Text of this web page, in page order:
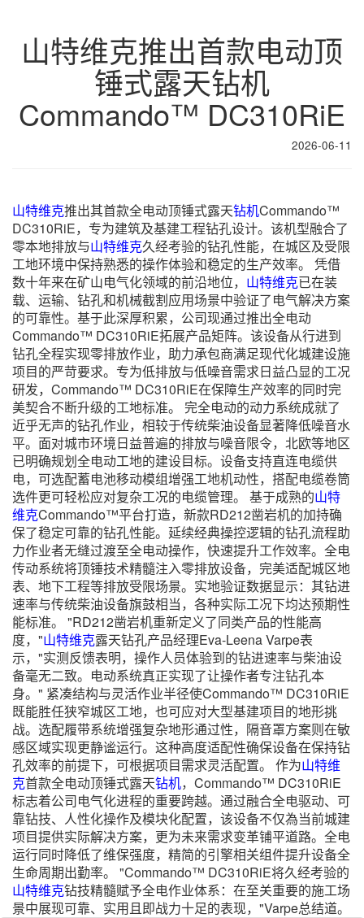
山特维克推出首款电动顶
锤式露天钻机
Commando™ DC310RiE
2026-06-11
山特维克推出其首款全电动顶锤式露天钻机Commando™
DC310RiE，专为建筑及基建工程钻孔设计。该机型融合了
零本地排放与山特维克久经考验的钻孔性能，在城区及受限
工地环境中保持熟悉的操作体验和稳定的生产效率。 凭借
数十年来在矿山电气化领域的前沿地位， 山特维克已在装
载、运输、钻孔和机械截割应用场景中验证了电气解决方案
的可靠性。基于此深厚积累，公司现通过推出全电动
Commando™ DC310RiE拓展产品矩阵。该设备从行进到
钻孔全程实现零排放作业，助力承包商满足现代化城建设施
项目的严苛要求。专为低排放与低噪音需求日益凸显的工况
研发，Commando™ DC310RiE在保障生产效率的同时完
美契合不断升级的工地标准。 完全电动的动力系统成就了
近乎无声的钻孔作业，相较于传统柴油设备显著降低噪音水
平。面对城市环境日益普遍的排放与噪音限令，北欧等地区
已明确规划全电动工地的建设目标。设备支持直连电缆供
电，可选配蓄电池移动模组增强工地机动性，搭配电缆卷筒
选件更可轻松应对复杂工况的电缆管理。 基于成熟的山特
维克Commando™平台打造，新款RD212凿岩机的加持确
保了稳定可靠的钻孔性能。延续经典操控逻辑的钻孔流程助
力作业者无缝过渡至全电动操作，快速提升工作效率。全电
传动系统将顶锤技术精髓注入零排放设备，完美适配城区地
表、地下工程等排放受限场景。实地验证数据显示：其钻进
速率与传统柴油设备旗鼓相当，各种实际工况下均达预期性
能标准。 "RD212凿岩机重新定义了同类产品的性能高
度，"山特维克露天钻孔产品经理Eva-Leena Varpe表
示，"实测反馈表明，操作人员体验到的钻进速率与柴油设
备毫无二致。电动系统真正实现了让操作者专注钻孔本
身。" 紧凑结构与灵活作业半径使Commando™ DC310RiE
既能胜任狭窄城区工地，也可应对大型基建项目的地形挑
战。选配履带系统增强复杂地形通过性，隔音罩方案则在敏
感区域实现更静谧运行。这种高度适配性确保设备在保持钻
孔效率的前提下，可根据项目需求灵活配置。 作为山特维
克首款全电动顶锤式露天钻机，Commando™ DC310RiE
标志着公司电气化进程的重要跨越。通过融合全电驱动、可
靠钻技、人性化操作及模块化配置，该设备不仅為当前城建
项目提供实际解决方案，更为未来需求变革铺平道路。全电
运行同时降低了维保强度，精简的引擎相关组件提升设备全
生命周期出勤率。 "Commando™ DC310RiE将久经考验的
山特维克钻技精髓赋予全电作业体系：在至关重要的施工场
景中展现可靠、实用且即战力十足的表现，"Varpe总结道。